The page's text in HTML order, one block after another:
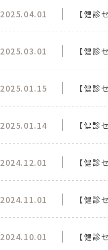
2025.04.01 【健診
2025.03.01 【健
2025.01.15 【健
2025.01.14 【健診
2024.12.01 【健診
2024.11.01 【健診
2024.10.01 【健診